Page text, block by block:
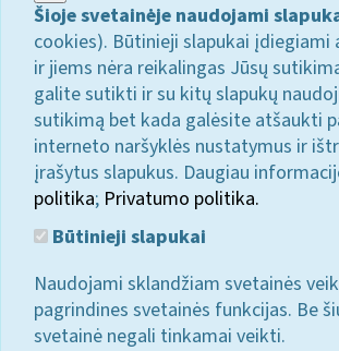
Šioje svetainėje naudojami
cookies). Būtinieji slapukai
ir jiems nėra reikalingas Jūsų
galite sutikti ir su kitų slapukų
sutikimą bet kada galėsite atšaukti
interneto naršyklės nustatymus ir
įrašytus slapukus. Daugiau
politika; Privatumo politika.
Būtinieji slapukai
Naudojami sklandžiam svetainės
pagrindines svetainės funkcijas. Be
svetainė negali tinkamai veikti.